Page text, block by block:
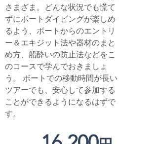
さまざま。どんな状況でも慌て
ずにボートダイビングが楽しめ
るよう、ボートからのエントリ
ー＆エキジット法や器材のまと
め方、船酔いの防止法などをこ
のコースで学んでおきましょ
う。 ボートでの移動時間が長い
ツアーでも、安心して参加する
ことができるようになるはずで
す。